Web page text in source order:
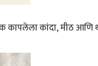
कापलेला कांदा, मीठ आणि